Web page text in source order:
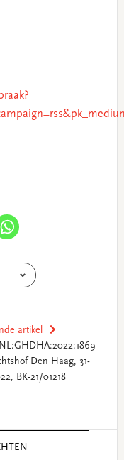
artikel
Den Haag, 31-
BK-21/01218